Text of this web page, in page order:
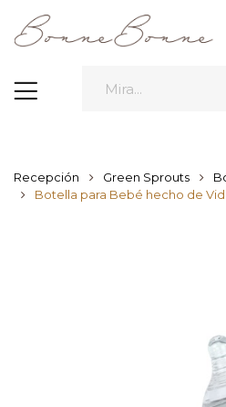
Recepción Green Sprouts
Botella para Bebé hecho de